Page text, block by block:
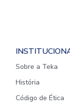
Sobre a Teka
História
Código de Ética